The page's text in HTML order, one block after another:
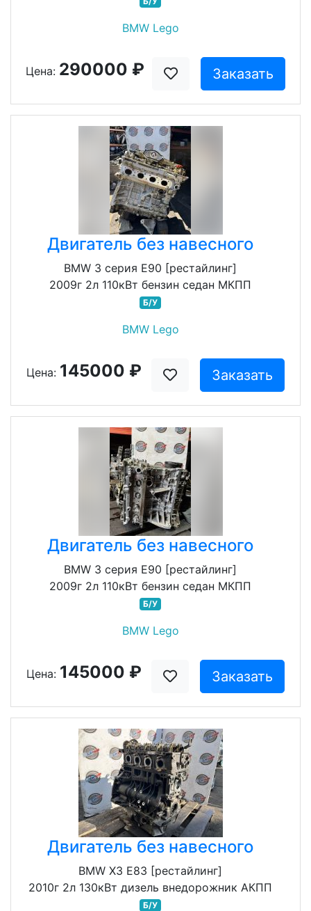
BMW Lego
Цена: 290000 ₽ Заказать
Двигатель без навесного
BMW 3 серия E90 [рестайлинг]
2009г 2л 110кВт бензин седан МКПП
Б/У
BMW Lego
Цена: 145000 ₽ Заказать
Двигатель без навесного
BMW 3 серия E90 [рестайлинг]
2009г 2л 110кВт бензин седан МКПП
Б/У
BMW Lego
Цена: 145000 ₽ Заказать
Двигатель без навесного
BMW X3 E83 [рестайлинг]
2010г 2л 130кВт дизель внедорожник АКПП
Б/У